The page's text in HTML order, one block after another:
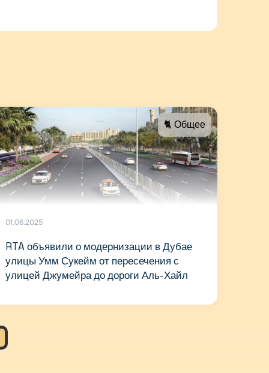
🐈 Общее
01.06.2025
RTA объявили о модернизации в Дубае
улицы Умм Сукейм от пересечения с
улицей Джумейра до дороги Аль-Хайл